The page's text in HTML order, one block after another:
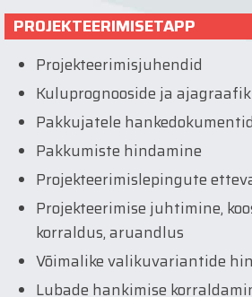
PROJEKTEERIMISETAPP
Projekteerimisjuhendid
Kuluprognooside ja
Pakkujatele
Pakkumiste hindamine
Projekteerimislepingute
Projekteerimise juhtimine,
korraldus, aruandlus
Võimalike valikuvariantide
Lubade hankimise